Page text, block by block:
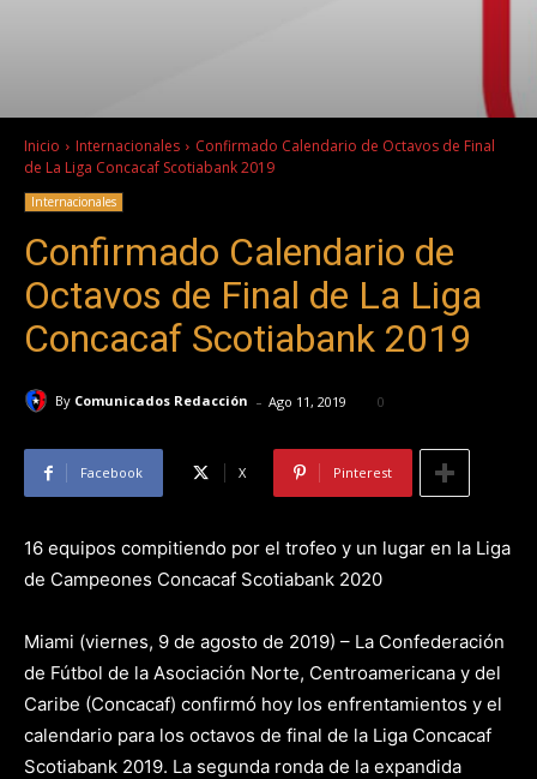
Inicio Internacionales
Confirmado Calendario de Octavos de Final
de La Liga Concacaf Scotiabank 2019
Internacionales
Confirmado Calendario de
Octavos de Final de La Liga
Concacaf Scotiabank 2019
By Comunicados Redacción - Ago 11, 2019 0
Facebook X Pinterest
16 equipos compitiendo por el trofeo y un lugar en la Liga
de Campeones Concacaf Scotiabank 2020
Miami (viernes, 9 de agosto de 2019) – La Confederación
de Fútbol de la Asociación Norte, Centroamericana y del
Caribe (Concacaf) confirmó hoy los enfrentamientos y el
calendario para los octavos de final de la Liga Concacaf
Scotiabank 2019. La segunda ronda de la expandida